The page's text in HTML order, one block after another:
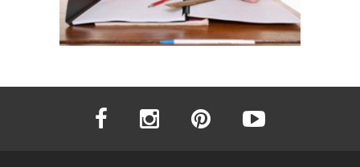
facebook instagram